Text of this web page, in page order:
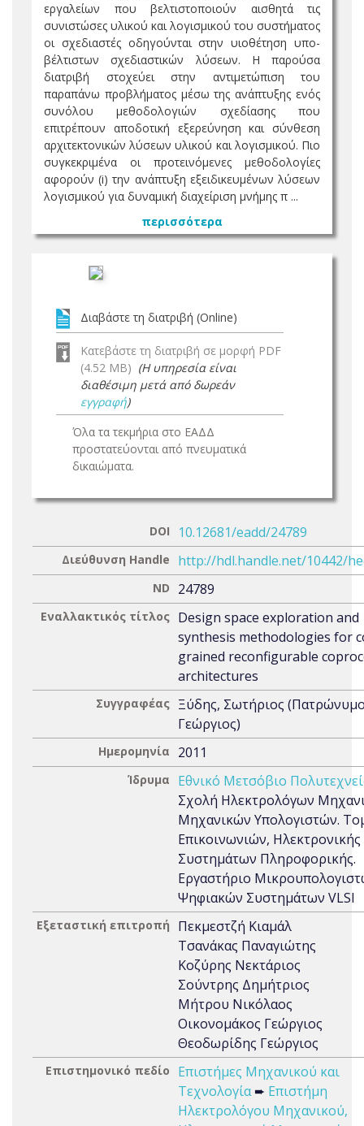
εργαλείων που βελτιστοποιούν αισθητά τις
συνιστώσες υλικού και λογισμικού του συστήματος
οι σχεδιαστές οδηγούνται στην υιοθέτηση υπο-
βέλτιστων σχεδιαστικών λύσεων. Η παρούσα
διατριβή στοχεύει στην αντιμετώπιση του
παραπάνω προβλήματος μέσω της ανάπτυξης ενός
συνόλου μεθοδολογιών σχεδίασης που
επιτρέπουν αποδοτική εξερεύνηση και σύνθεση
αρχιτεκτονικών λύσεων υλικού και λογισμικού. Πιο
συγκεκριμένα οι προτεινόμενες μεθοδολογίες
αφορούν (i) την ανάπτυξη εξειδικευμένων λύσεων
λογισμικού για δυναμική διαχείριση μνήμης π ...
περισσότερα
Διαβάστε τη διατριβή (Online)
Κατεβάστε τη διατριβή σε μορφή PDF
(4.52 MB) (Η υπηρεσία είναι
διαθέσιμη μετά από δωρεάν
εγγραφή)
Όλα τα τεκμήρια στο ΕΑΔΔ
προστατεύονται από πνευματικά
δικαιώματα.
DOI 10.12681/eadd/24789
Διεύθυνση Handle http://hdl.handle.net/10442/
ND 24789
Εναλλακτικός τίτλος Design space exploration and
synthesis methodologies for
grained reconfigurable
architectures
Συγγραφέας Ξύδης, Σωτήριος
Γεώργιος)
Ημερομηνία 2011
Ίδρυμα
Εθνικό Μετσόβιο
Σχολή Ηλεκτρολόγων
Μηχανικών Υπολογιστών.
Επικοινωνιών, Ηλεκτρονικής
Συστημάτων Πληροφορικής.
Εργαστήριο
Ψηφιακών Συστημάτων VLSI
Εξεταστική επιτροπή
Πεκμεστζή Κιαμάλ
Τσανάκας Παναγιώτης
Κοζύρης Νεκτάριος
Σούντρης Δημήτριος
Μήτρου Νικόλαος
Οικονομάκος Γεώργιος
Θεοδωρίδης Γεώργιος
Επιστημονικό πεδίο
Επιστήμες Μηχανικού και
Τεχνολογία➨ Επιστήμη
Ηλεκτρολόγου Μηχανικού,